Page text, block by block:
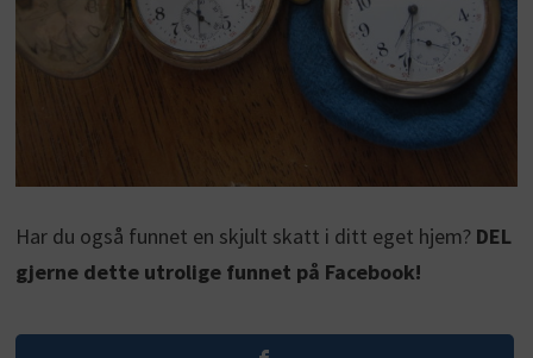
Har du også funnet en skjult skatt i ditt eget hjem?DEL
gjerne dette utrolige funnet på Facebook!